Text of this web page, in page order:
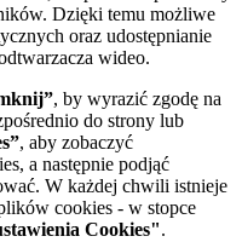
Dzięki temu możliwe
oraz udostępnianie
wideo.
, by wyrazić zgodę na
do strony lub
, aby zobaczyć
a następnie podjąć
W każdej chwili istnieje
cookies - w stopce
Cookies".